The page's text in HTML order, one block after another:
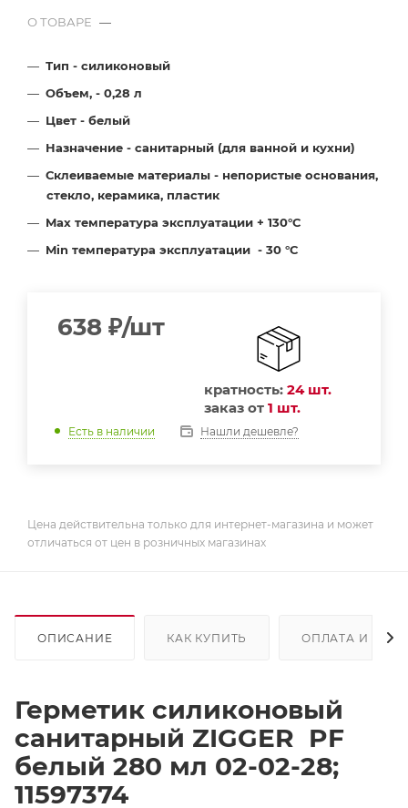
О ТОВАРЕ —
Тип - силиконовый
Объем, - 0,28 л
Цвет - белый
Назначение - санитарный (для ванной и кухни)
Склеиваемые материалы - непористые основания,
стекло, керамика, пластик
Max температура эксплуатации + 130°С
Min температура эксплуатации - 30 °С
638 ₽/шт
кратность: 24 шт.
заказ от 1 шт.
Есть в наличии Нашли дешевле?
Цена действительна только для интернет-магазина и может
отличаться от цен в розничных магазинах
ОПИСАНИЕ КАК КУПИТЬ ОПЛАТА И
Герметик силиконовый
санитарный ZIGGER PF
белый 280 мл 02-02-28;
11597374